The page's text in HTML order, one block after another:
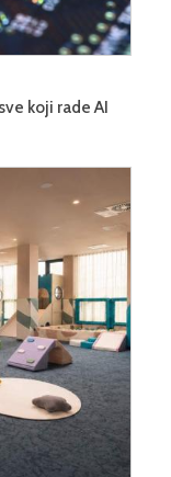
koji rade AI